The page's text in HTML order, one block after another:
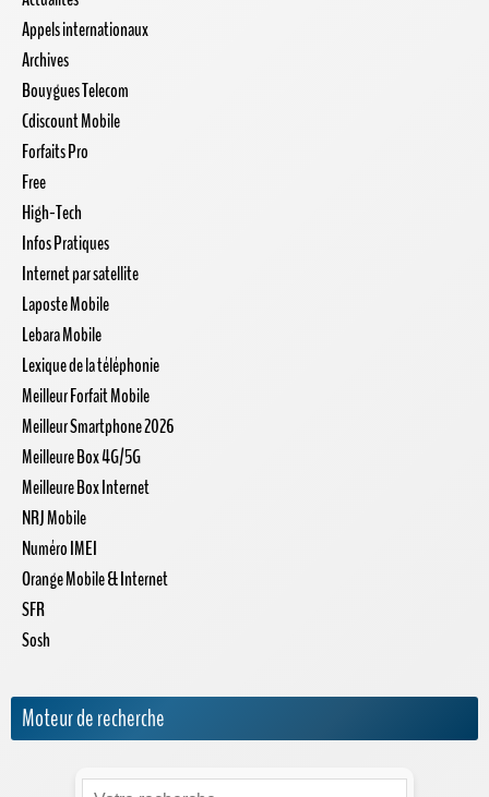
Appels internationaux
Archives
Bouygues Telecom
Cdiscount Mobile
Forfaits Pro
Free
High-Tech
Infos Pratiques
Internet par satellite
Laposte Mobile
Lebara Mobile
Lexique de la téléphonie
Meilleur Forfait Mobile
Meilleur Smartphone 2026
Meilleure Box 4G/5G
Meilleure Box Internet
NRJ Mobile
Numéro IMEI
Orange Mobile & Internet
SFR
Sosh
Moteur de recherche